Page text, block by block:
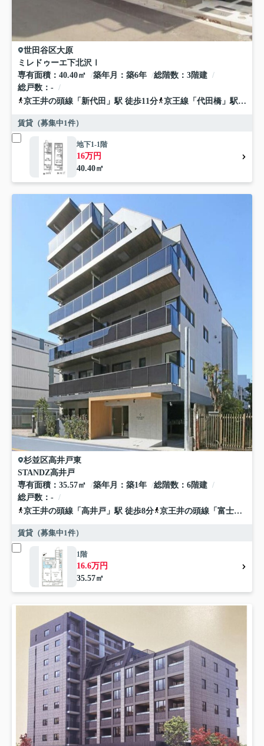
世田谷区大原
ミレドゥーエ下北沢Ⅰ
専有面積
40.40㎡ 築年月 築6年 総階数
3階建
総戸数
-
京王井の頭線 「新代田 」駅 徒歩11分 京王線 「代田橋 」駅 徒歩11分
賃貸（募集中1件）
地下1-1階
16万円
40.40㎡
杉並区高井戸東
STANDZ高井戸
専有面積
35.57㎡ 築年月 築1年 総階数
6階建
総戸数
-
京王井の頭線 「高井戸 」駅 徒歩8分 京王井の頭線 「富士見ヶ丘
賃貸（募集中1件）
1階
16.6万円
35.57㎡